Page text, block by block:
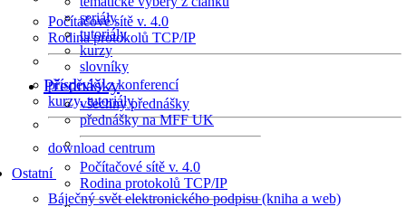
Počítačové sítě v. 4.0
Rodina protokolů TCP/IP
příspěvky z konferencí
kurzy, tutoriály
download centrum
Ostatní
Báječný svět elektronického podpisu (kniha a web)
seriály
tutoriály
kurzy
slovníky
Přednášky
všechny přednášky
přednášky na MFF UK
Počítačové sítě v. 4.0
Rodina protokolů TCP/IP